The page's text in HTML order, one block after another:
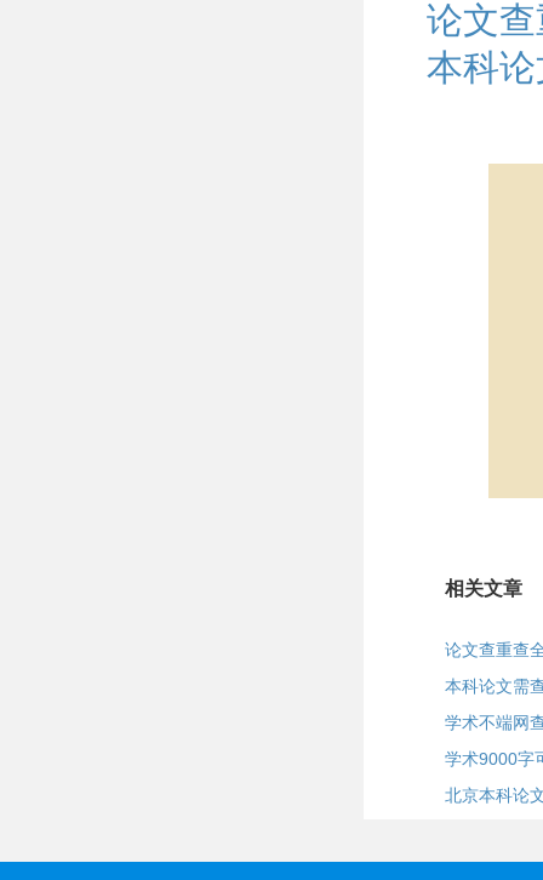
论文
本科
相关文章
论文查重查
本科论文需
学术不端网
学术9000字
北京本科论